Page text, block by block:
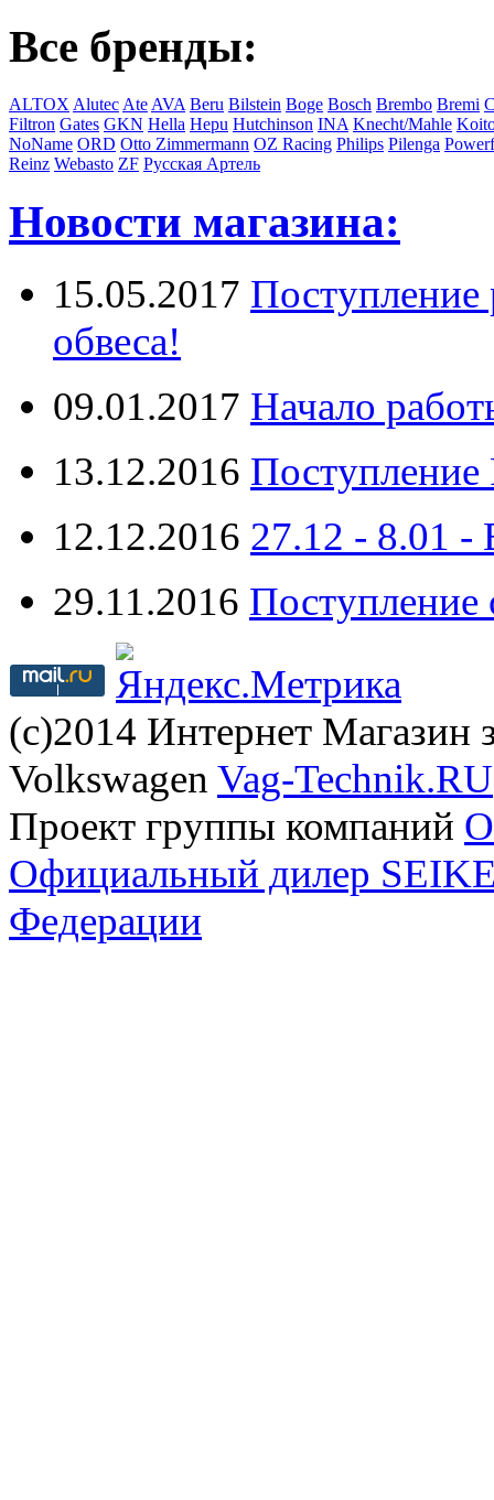
Все бренды:
ALTOX Alutec Ate AVA Beru Bilstein Boge Bosch Brembo Bremi
Filtron Gates GKN Hella Hepu Hutchinson INA Knecht/Mahle
NoName ORD Otto Zimmermann OZ Racing Philips Pilenga
Reinz Webasto ZF Русская Артель
Новости магазина:
15.05.2017 Поступление
обвеса!
09.01.2017 Начало
13.12.2016 Поступление
12.12.2016 27.12 -
29.11.2016 Поступление
(с)2014 Интернет Магазин
Volkswagen Vag-Technik.RU
Проект группы компаний
Официальный дилер
Федерации